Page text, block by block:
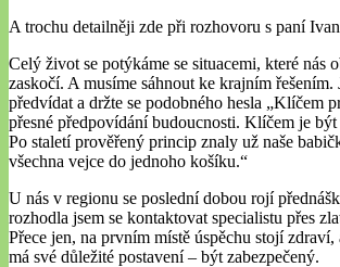
A trochu detailněji zde při rozhovoru s paní
Celý život se potýkáme se situacemi, které nás
zaskočí. A musíme sáhnout ke krajním řešením.
předvídat a držte se podobného hesla „Klíčem
přesné předpovídání budoucnosti. Klíčem je
Po staletí prověřený princip znaly už naše
všechna vejce do jednoho košíku.“
U nás v regionu se poslední dobou rojí
rozhodla jsem se kontaktovat specialistu přes
Přece jen, na prvním místě úspěchu stojí
má své důležité postavení – být zabezpečený.